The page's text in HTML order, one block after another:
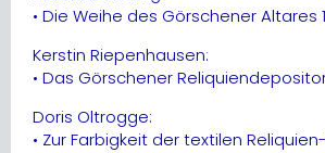
• Die Weihe des Görschener Altares
Kerstin Riepenhausen:
• Das Görschener
Doris Oltrogge:
• Zur Farbigkeit der textilen